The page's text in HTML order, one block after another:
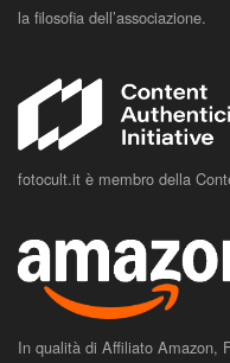
la filosofia dell’associazione.
fotocult.it è membro della
In qualità di Affiliato Amazon,